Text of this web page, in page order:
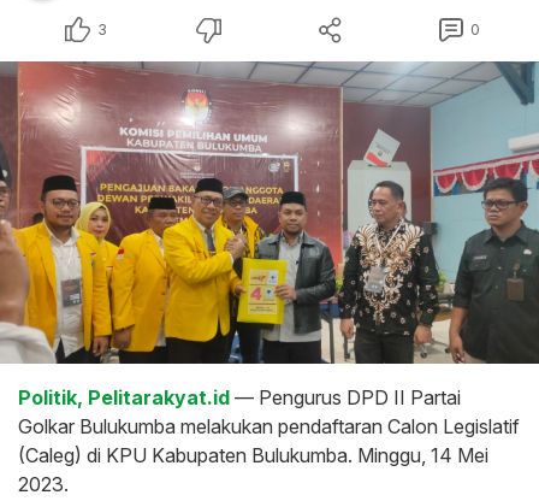
3 0
Politik, Pelitarakyat.id — Pengurus DPD II Partai
Golkar Bulukumba melakukan pendaftaran Calon Legislatif
(Caleg) di KPU Kabupaten Bulukumba. Minggu, 14 Mei
2023.